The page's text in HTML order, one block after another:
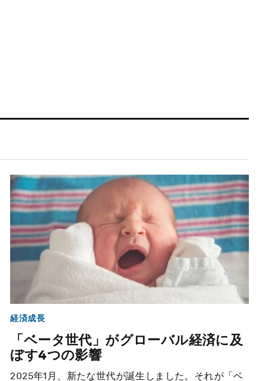
経済成長
「ベータ世代」がグローバル経済に及
ぼす4つの影響
2025年1月、新たな世代が誕生しました。それが「ベ